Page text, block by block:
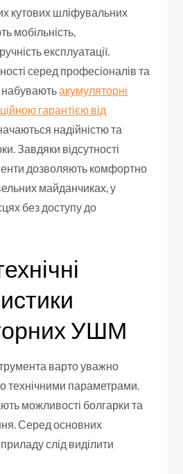
кутових шліфувальних
мобільність,
експлуатації.
серед професіоналів та
набуваютьакумуляторні
гарантією від
надійністю та
Завдяки відсутності
дозволяють комфортно
майданчиках, у
без доступу до
УШМ
варто уважно
технічними параметрами.
можливості болгарки та
Серед основних
слід виділити